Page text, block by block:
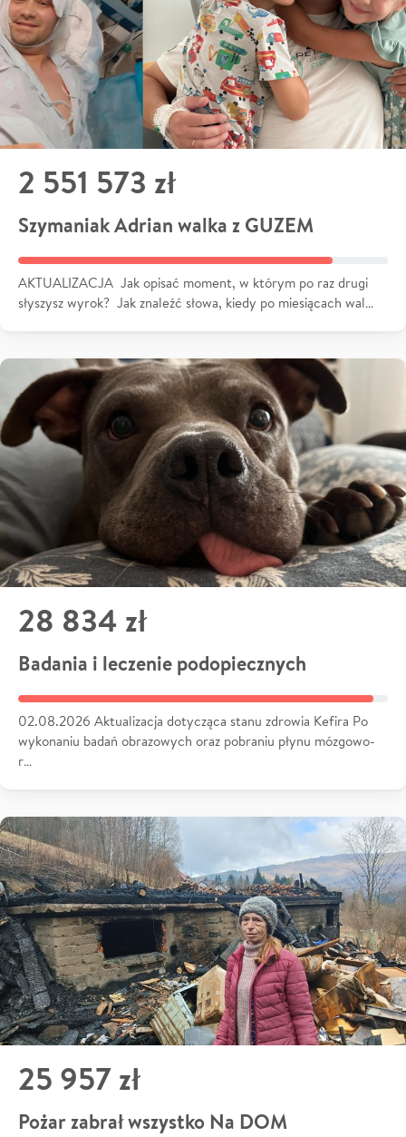
2 551 573 zł
Szymaniak Adrian walka z GUZEM
AKTUALIZACJA Jak opisać moment, w którym po raz drugi
słyszysz wyrok? Jak znaleźć słowa, kiedy po miesiącach wal…
28 834 zł
Badania i leczenie podopiecznych
02.08.2026 Aktualizacja dotycząca stanu zdrowia Kefira Po
wykonaniu badań obrazowych oraz pobraniu płynu mózgowo-
r…
25 957 zł
Pożar zabrał wszystko Na DOM